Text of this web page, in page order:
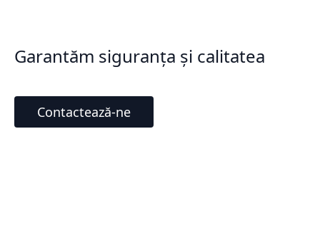
Garantăm siguranța și calitatea
Contactează-ne